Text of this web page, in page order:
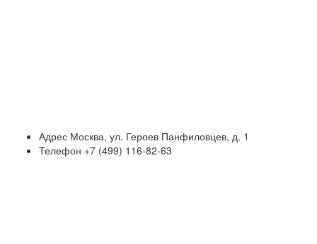
Адрес Москва, ул. Героев Панфиловцев, д. 1
Телефон +7 (499) 116-82-63